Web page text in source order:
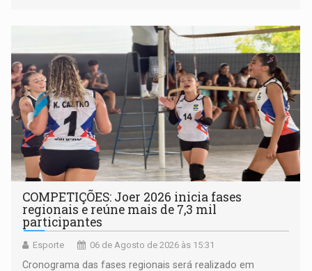
COMPETIÇÕES: Joer 2026 inicia fases
regionais e reúne mais de 7,3 mil
participantes
Esporte 06 de Agosto de 2026 às 15:31
Cronograma das fases regionais será realizado em